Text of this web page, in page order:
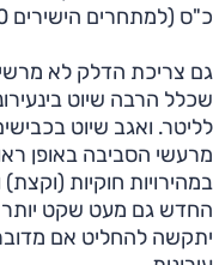
כ"ס (למתחרים הישירים 200 כ"ס מנפח דומה).
גם צריכת הדלק לא
שכלל הרבה שיוט
לליטר. ואגב שיוט
מרעשי הסביבה באופן
במהירויות חוקיות
החדש גם מעט שקט יותר
יתקשה להחליט אם מדובר